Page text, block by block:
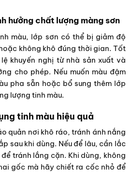
hưởng chất lượng màng sơn
màu, lớp sơn có thể bị giảm độ
không khô đúng thời gian. Tốt
khuyến nghị từ nhà sản xuất và
cho phép. Nếu muốn màu đậm
pha sẵn hoặc bổ sung thêm lớp
lượng tinh màu.
tinh màu hiệu quả
quản nơi khô ráo, tránh ánh nắng
sau khi dùng. Nếu để lâu, cần lắc
tránh lắng cặn. Khi dùng, không
gốc mà hãy chiết ra cốc nhỏ để